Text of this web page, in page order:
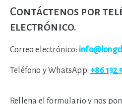
Contáctenos por
electrónico.
Correo electrónico:
Teléfono y WhatsApp:+86 132
Rellena el formulario y nos